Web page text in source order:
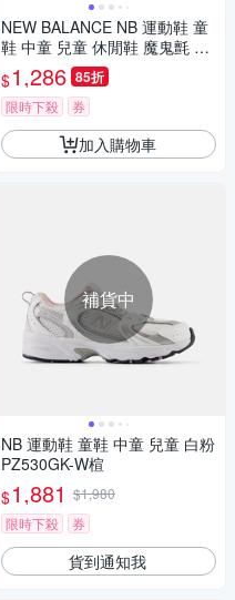
NEW BALANCE NB 運動鞋 童
鞋 中童 兒童 休閒鞋 魔鬼氈 奶
油白 PHB550BK-M楦
$1,286 85折
限時下殺 券
加入購物車
補貨中
NB 運動鞋 童鞋 中童 兒童 白粉
PZ530GK-W楦
$1,881 $1,980
限時下殺
券
貨到通知我